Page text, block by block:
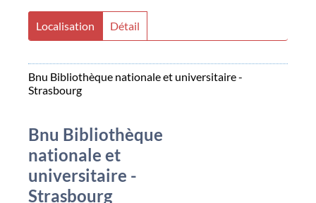
Localisation Détail
Bnu Bibliothèque nationale et universitaire -
Strasbourg
Bnu Bibliothèque
nationale et
universitaire -
Strasbourg